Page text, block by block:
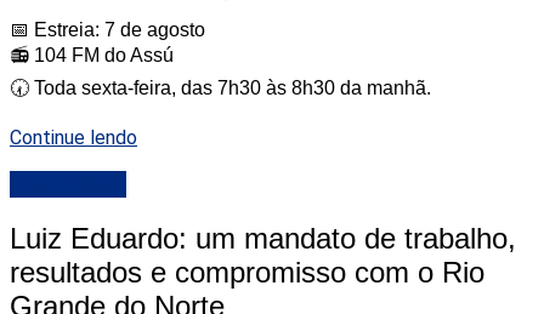
📅 Estreia: 7 de agosto
📻 104 FM do Assú
🕢 Toda sexta-feira, das 7h30 às 8h30 da manhã.
Continue lendo
Luiz Eduardo: um mandato de trabalho,
resultados e compromisso com o Rio
Grande do Norte